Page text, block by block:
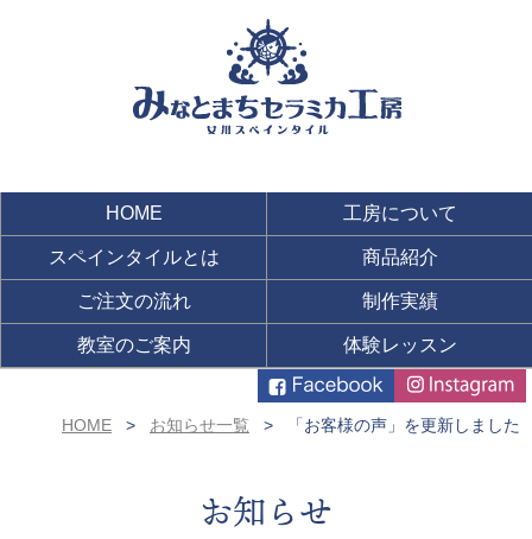
HOME 工房について
スペインタイルとは 商品紹介
ご注文の流れ 制作実績
教室のご案内 体験レッスン
HOME お知らせ一覧 「お客様の声」を更新しました
お知らせ